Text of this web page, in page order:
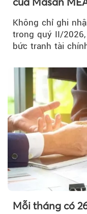
Không chỉ ghi
trong quý II/
bức tranh tài
Mỗi tháng có